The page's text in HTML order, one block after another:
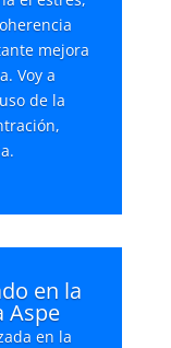
mejora
Voy a
de la
en la
Aspe
en la